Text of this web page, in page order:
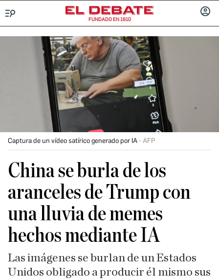
FUNDADO EN 1910
Captura de un vídeo satírico generado por IA AFP
China se burla de los
aranceles de Trump con
una lluvia de memes
hechos mediante IA
Las imágenes se burlan de un Estados
Unidos obligado a producir él mismo sus